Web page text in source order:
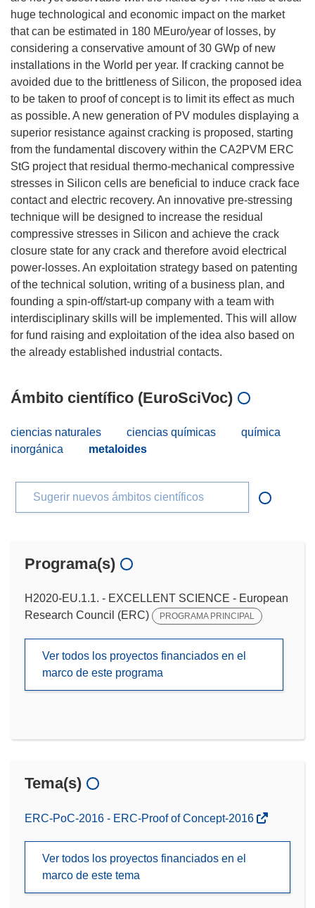
huge technological and economic impact on the market
that can be estimated in 180 MEuro/year of losses, by
considering a conservative amount of 30 GWp of new
installations in the World per year. If cracking cannot be
avoided due to the brittleness of Silicon, the proposed idea
to be taken to proof of concept is to limit its effect as much
as possible. A new generation of PV modules displaying a
superior resistance against cracking is proposed, starting
from the fundamental discovery within the CA2PVM ERC
StG project that residual thermo-mechanical compressive
stresses in Silicon cells are beneficial to induce crack face
contact and electric recovery. An innovative pre-stressing
technique will be designed to increase the residual
compressive stresses in Silicon and achieve the crack
closure state for any crack and therefore avoid electrical
power-losses. An exploitation strategy based on patenting
of the technical solution, writing of a business plan, and
founding a spin-off/start-up company with a team with
interdisciplinary skills will be implemented. This will allow
for fund raising and exploitation of the idea also based on
Ámbito científico (EuroSciVoc)
ciencias naturales ciencias químicas
química
inorgánica
metaloides
Sugerir nuevos ámbitos científicos
Programa(s)
H2020-EU.1.1. - EXCELLENT SCIENCE - European
Research Council (ERC)
PROGRAMA PRINCIPAL
Ver todos los proyectos financiados en el
marco de este programa
Tema(s)
ERC-PoC-2016 - ERC-Proof of Concept-2016
Ver todos los proyectos financiados en el
marco de este tema